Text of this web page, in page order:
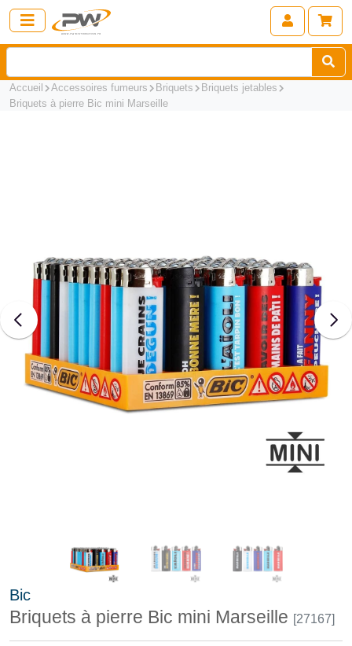
Accueil Accessoires fumeurs Briquets
Briquets jetables
Briquets à pierre Bic mini Marseille
Bic
Briquets à pierre Bic mini Marseille [27167]